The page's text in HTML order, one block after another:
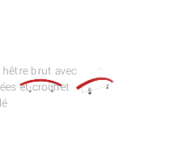
brut avec
et crochet